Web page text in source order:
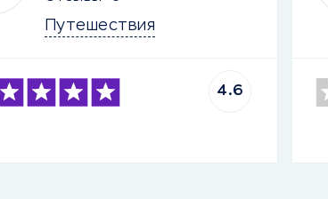
Путешествия
4.6